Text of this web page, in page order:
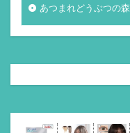
あつまれどうぶつの森